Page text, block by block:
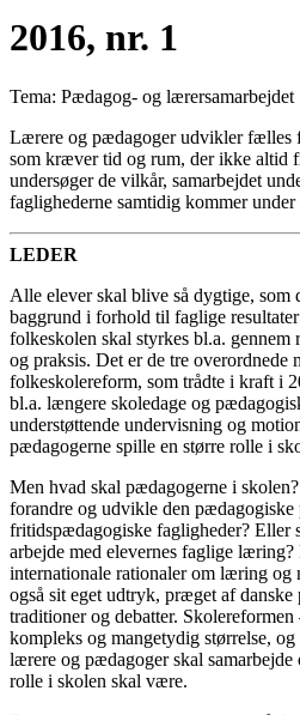
2016, nr. 1
Tema: Pædagog- og lærersamarbejdet
Lærere og pædagoger udvikler fælles
som kræver tid og rum, der ikke altid
undersøger de vilkår, samarbejdet
faglighederne samtidig kommer under
LEDER
Alle elever skal blive så dygtige, som
baggrund i forhold til faglige
folkeskolen skal styrkes bl.a. gennem
og praksis. Det er de tre overordnede
folkeskolereform, som trådte i kraft i
bl.a. længere skoledage og
understøttende undervisning og
pædagogerne spille en større rolle i
Men hvad skal pædagogerne i
forandre og udvikle den pædagogiske
fritidspædagogiske fagligheder? Eller
arbejde med elevernes faglige
internationale rationaler om læring
også sit eget udtryk, præget af
traditioner og debatter.
kompleks og mangetydig størrelse,
lærere og pædagoger skal
rolle i skolen skal være.